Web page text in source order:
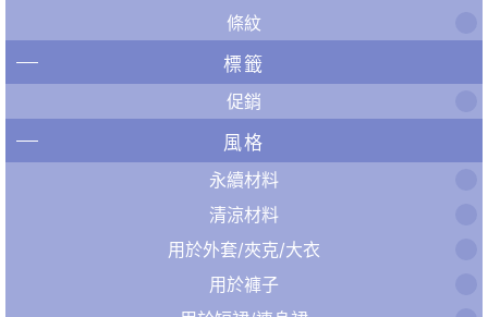
條紋
標籤
促銷
風格
永續材料
清涼材料
用於外套/夾克/大衣
用於褲子